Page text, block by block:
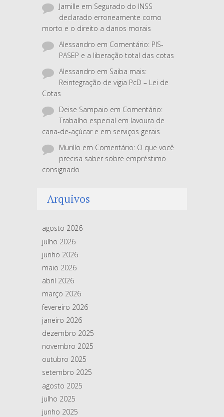
Jamille em Segurado do INSS
declarado erroneamente como
morto e o direito a danos morais
Alessandro em Comentário: PIS-
PASEP e a liberação total das cotas
Alessandro em Saiba mais:
Reintegração de vigia PcD – Lei de
Cotas
Deise Sampaio em Comentário:
Trabalho especial em lavoura de
cana-de-açúcar e em serviços gerais
Murillo em Comentário: O que você
precisa saber sobre empréstimo
consignado
Arquivos
agosto 2026
julho 2026
junho 2026
maio 2026
abril 2026
março 2026
fevereiro 2026
janeiro 2026
dezembro 2025
novembro 2025
outubro 2025
setembro 2025
agosto 2025
julho 2025
junho 2025